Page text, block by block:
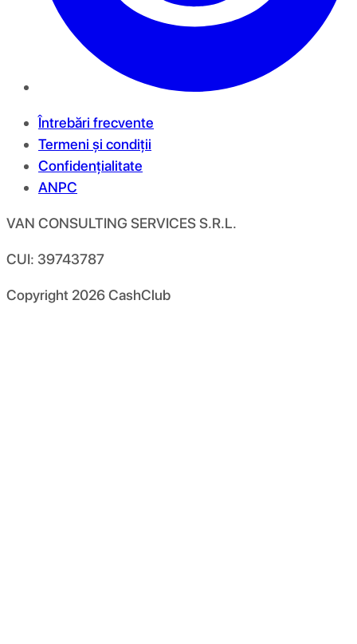
Întrebări frecvente
Termeni și condiții
Confidențialitate
ANPC
VAN CONSULTING SERVICES S.R.L.
CUI: 39743787
Copyright 2026CashClub